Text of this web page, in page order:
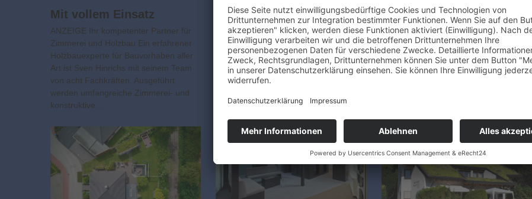
Mit vollem Einsatz
ANZEIGE Ihr kompetenter Partner für
Zimmerei und Holzbau Ein erfahrener
Holzbauexperte für Bauvorhaben aller
Art ist Sven Hinrichs mit seinem Team
von acht Fachkräften. Ausgeführt
werden umfangreiche Zimmerei- und
konstruktive…
Fachmann
Anzeige Alle Arbeiten für Dach,
Solaranlagen und Holzbau aus einer
Hand Die Zimmerei Asmussen versteht
sich als Spezialbetrieb für ökologische
Dachlösungen und nachhaltige
Bauweisen in Holz. Gegründet im Jahr
2016,…
wenig Arbeit
So sieht ein wirklich pflegeleichter
Vorgarten aus Es ist ein altbekanntes
Lied. Der Vorgarten soll schön
aussehen, darf aber auf keinen Fall
Arbeit machen! Dieser Wunsch führte in